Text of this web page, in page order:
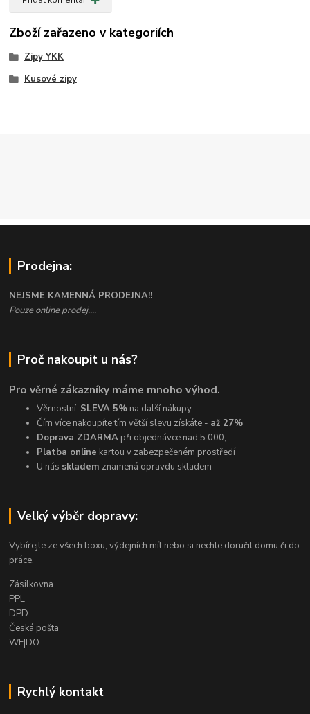
Zboží zařazeno v kategoriích
Zipy YKK
Kusové zipy
Prodejna:
NEJSME KAMENNÁ PRODEJNA!!
Pouze online prodej....
Proč nakoupit u nás?
Pro věrné zákazníky máme mnoho výhod.
Věrnostní SLEVA 5% na další nákupy
Čím více nakoupíte tím větší slevu získáte - až 27%
Doprava ZDARMA při objednávce nad 5.000,-
Platba online kartou v zabezpečeném prostředí
U nás skladem znamená opravdu skladem
Velký výběr dopravy:
Vybírejte ze všech boxu, výdejních mít nebo si nechte doručit domu či do
práce.
Zásilkovna
PPL
DPD
Česká pošta
WE|DO
Rychlý kontakt